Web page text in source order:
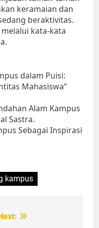
keramaian dan
beraktivitas.
kata-kata
dalam Puisi:
Mahasiswa”
Alam Kampus
Sastra.
Sebagai Inspirasi
kampus